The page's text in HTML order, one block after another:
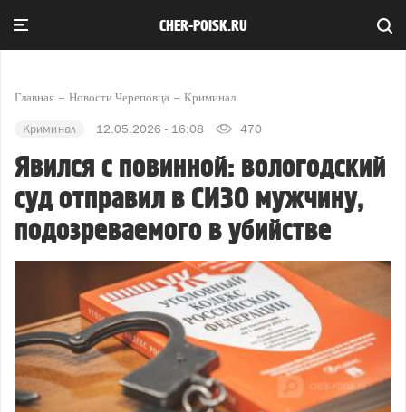
CHER-POISK.RU
Главная Новости Череповца Криминал
Криминал 12.05.2026 - 16:08 470
Явился с повинной: вологодский
суд отправил в СИЗО мужчину,
подозреваемого в убийстве